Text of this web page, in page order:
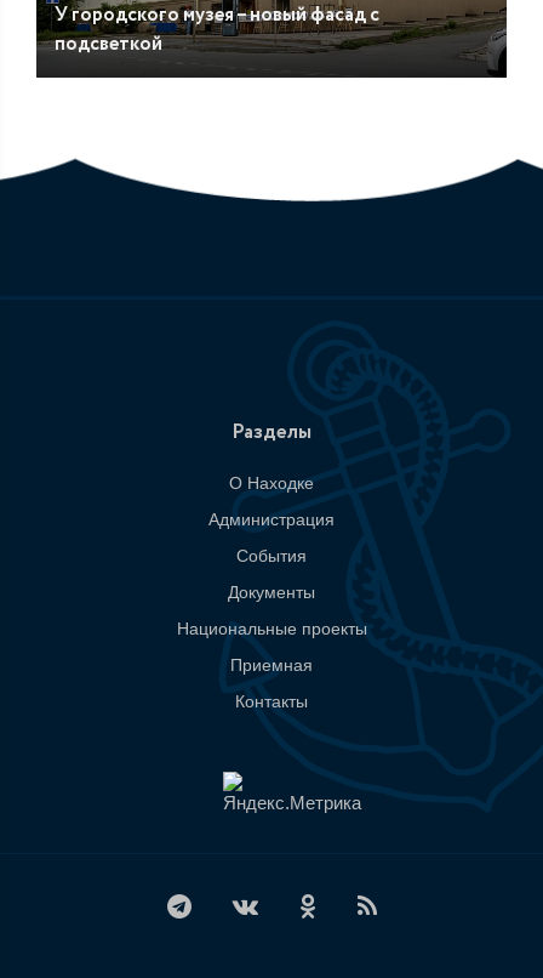
У городского музея – новый фасад с
подсветкой
Разделы
О Находке
Администрация
События
Документы
Национальные проекты
Приемная
Контакты